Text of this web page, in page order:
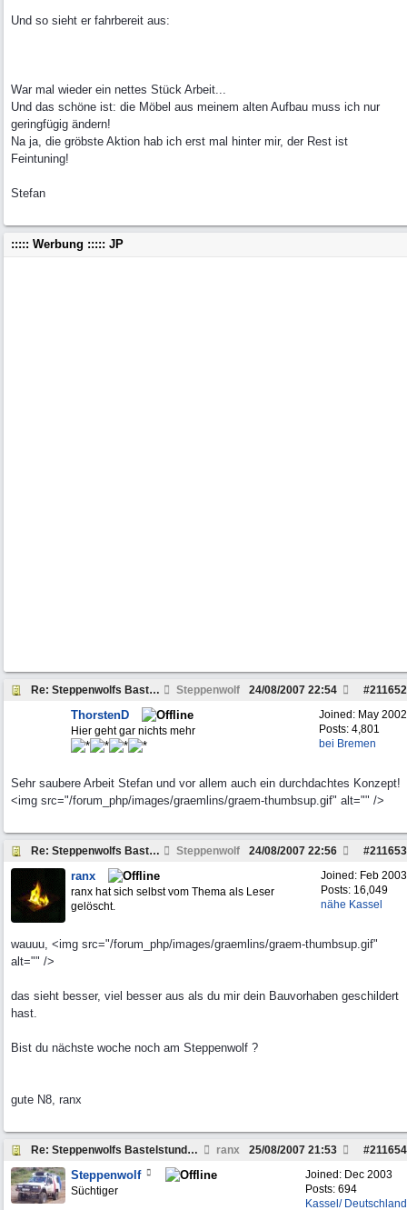
Und so sieht er fahrbereit aus:
War mal wieder ein nettes Stück Arbeit...
Und das schöne ist: die Möbel aus meinem alten Aufbau muss ich nur
geringfügig ändern!
Na ja, die gröbste Aktion hab ich erst mal hinter mir, der Rest ist
Feintuning!
Stefan
::::: Werbung ::::: JP
Re: Steppenwolfs Bastelstunde... Steppenwolf #211652
24/08/2007 22:54
Joined: May 2002
Posts: 4,801
bei Bremen
ThorstenD
Hier geht gar nichts mehr
Sehr saubere Arbeit Stefan und vor allem auch ein durchdachtes Konzept!
<img src="/forum_php/images/graemlins/graem-thumbsup.gif" alt="" />
Re: Steppenwolfs Bastelstunde... Steppenwolf #211653
24/08/2007 22:56
Joined: Feb 2003
Posts: 16,049
nähe Kassel
ranx
ranx hat sich selbst vom Thema als Leser
gelöscht.
wauuu, <img src="/forum_php/images/graemlins/graem-thumbsup.gif"
alt="" />
das sieht besser, viel besser aus als du mir dein Bauvorhaben geschildert
hast.
Bist du nächste woche noch am Steppenwolf ?
gute N8, ranx
Re: Steppenwolfs Bastelstunde... ranx #211654
25/08/2007 21:53
Joined: Dec 2003
Posts: 694
Kassel/ Deutschland
Steppenwolf
Süchtiger